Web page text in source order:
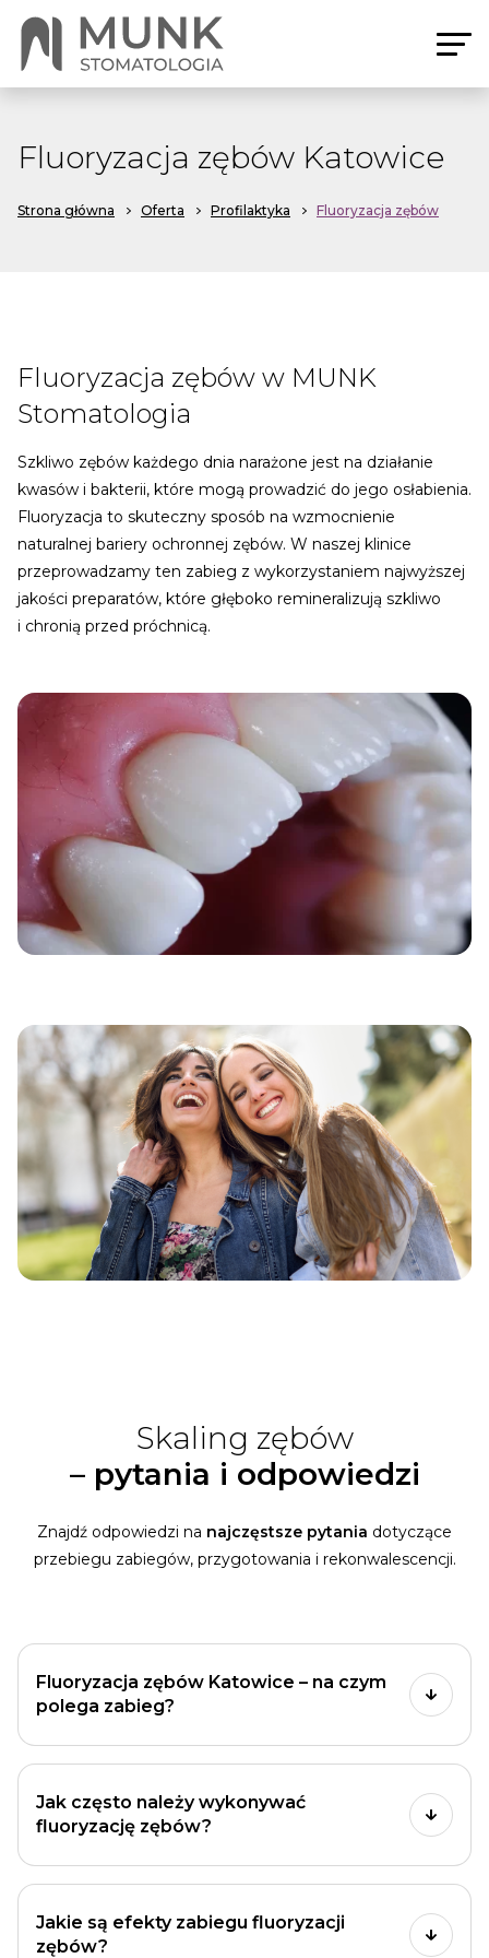
Fluoryzacja zębów Katowice
Strona główna Oferta Profilaktyka Fluoryzacja zębów
Fluoryzacja zębów w MUNK
Stomatologia
Szkliwo zębów każdego dnia narażone jest na działanie
kwasów i bakterii, które mogą prowadzić do jego osłabienia.
Fluoryzacja to skuteczny sposób na wzmocnienie
naturalnej bariery ochronnej zębów. W naszej klinice
przeprowadzamy ten zabieg z wykorzystaniem najwyższej
jakości preparatów, które głęboko remineralizują szkliwo
i chronią przed próchnicą.
Skaling zębów
– pytania i odpowiedzi
Znajdź odpowiedzi na najczęstsze pytania dotyczące
przebiegu zabiegów, przygotowania i rekonwalescencji.
Fluoryzacja zębów Katowice – na czym
polega zabieg?
Jak często należy wykonywać
fluoryzację zębów?
Jakie są efekty zabiegu fluoryzacji
zębów?